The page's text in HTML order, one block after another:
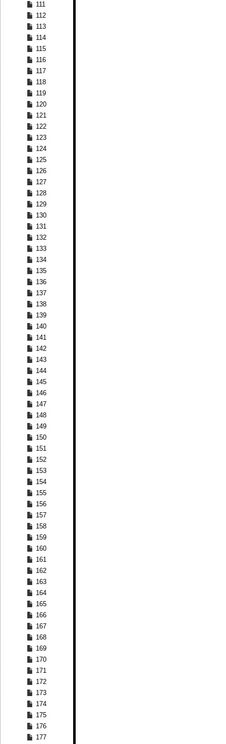
111
112
113
114
115
116
117
118
119
120
121
122
123
124
125
126
127
128
129
130
131
132
133
134
135
136
137
138
139
140
141
142
143
144
145
146
147
148
149
150
151
152
153
154
155
156
157
158
159
160
161
162
163
164
165
166
167
168
169
170
171
172
173
174
175
176
177